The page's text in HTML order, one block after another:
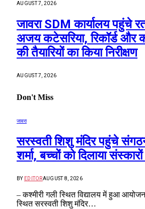
AUGUST 7, 2026
जावरा SDM कार्यालय पहुंचे
अजय कटेसरिया, रिकॉर्ड और
की तैयारियों का किया निरीक्षण
AUGUST 7, 2026
Don't Miss
जावरा
सरस्वती शिशु मंदिर पहुंचे
शर्मा, बच्चों को दिलाया
BY EDITORAUGUST 8, 2026
– कश्मीरी गली स्थित विद्यालय में हुआ
स्थित सरस्वती शिशु मंदिर…